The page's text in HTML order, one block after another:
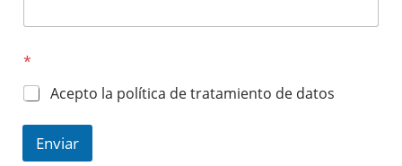
*
Acepto la política de tratamiento de datos
Enviar